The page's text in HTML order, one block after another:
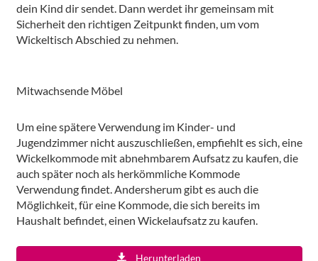
dein Kind dir sendet. Dann werdet ihr gemeinsam mit
Sicherheit den richtigen Zeitpunkt finden, um vom
Wickeltisch Abschied zu nehmen.
Mitwachsende Möbel
Um eine spätere Verwendung im Kinder- und
Jugendzimmer nicht auszuschließen, empfiehlt es sich, eine
Wickelkommode mit abnehmbarem Aufsatz zu kaufen, die
auch später noch als herkömmliche Kommode
Verwendung findet. Andersherum gibt es auch die
Möglichkeit, für eine Kommode, die sich bereits im
Haushalt befindet, einen Wickelaufsatz zu kaufen.
Herunterladen